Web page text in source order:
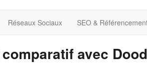
Réseaux Sociaux SEO &
avec